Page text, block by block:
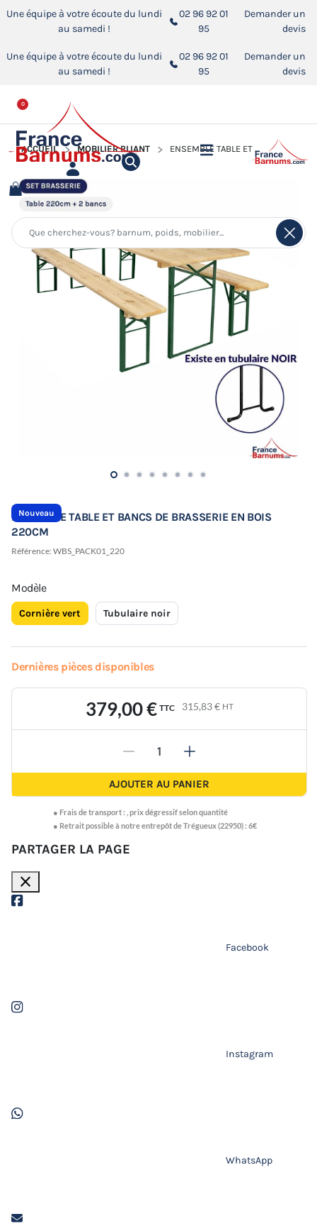
Une équipe à votre écoute du lundi
au samedi !
02 96 92 01
95
Demander un
devis
Une équipe à votre écoute du lundi
au samedi !
02 96 92 01
95
Demander un
devis
0
ACCUEIL MOBILIER PLIANT ENSEMBLE TABLE ET BANCS DE BRASSERIE EN BOIS 220CM
Nouveau
ENSEMBLE TABLE ET BANCS DE BRASSERIE EN BOIS
220CM
Référence: WBS_PACK01_220
Modèle
Cornière vert Tubulaire noir
Dernières pièces disponibles
379,00 € TTC 315,83 € HT
- +
AJOUTER AU PANIER
● Frais de transport : prix dégressif selon quantité
● Retrait possible à notre entrepôt de Trégueux (22950) : 6€
PARTAGER LA PAGE
close
Facebook
Instagram
WhatsApp